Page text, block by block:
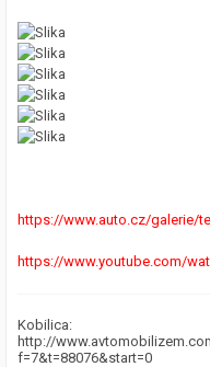
https://www.auto.cz/galerie/
https://www.youtube.com/
Kobilica:
http://
f=7&t=88076&start=0